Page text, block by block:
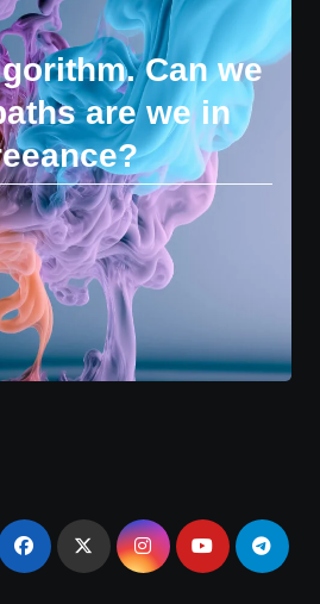
Can we
are we in